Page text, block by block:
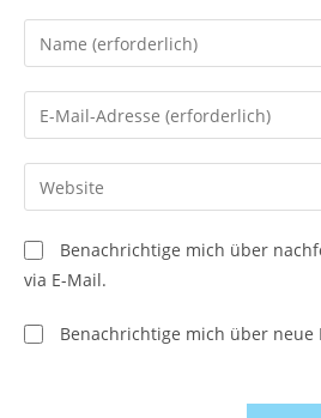
Gib
deinen
Namen
oder
zum
Kommentieren
ein
Gib
deine
E-
Mail-
zum
Kommentieren
Gib
deine
Website-
URL
(optional)
Benachrichtige mich über
via E-Mail.
Benachrichtige mich über neue